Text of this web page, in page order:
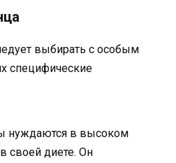
выбирать с особым
специфические
нуждаются в высоком
своей диете. Он